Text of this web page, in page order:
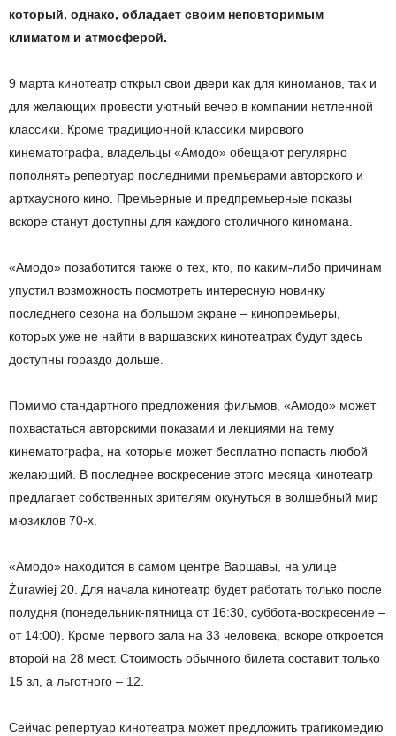
который, однако, обладает своим неповторимым
климатом и атмосферой.
9 марта кинотеатр открыл свои двери как для киноманов, так и
для желающих провести уютный вечер в компании нетленной
классики. Кроме традиционной классики мирового
кинематографа, владельцы «Амодо» обещают регулярно
пополнять репертуар последними премьерами авторского и
артхаусного кино. Премьерные и предпремьерные показы
вскоре станут доступны для каждого столичного киномана.
«Амодо» позаботится также о тех, кто, по каким-либо причинам
упустил возможность посмотреть интересную новинку
последнего сезона на большом экране – кинопремьеры,
которых уже не найти в варшавских кинотеатрах будут здесь
доступны гораздо дольше.
Помимо стандартного предложения фильмов, «Амодо» может
похвастаться авторскими показами и лекциями на тему
кинематографа, на которые может бесплатно попасть любой
желающий. В последнее воскресение этого месяца кинотеатр
предлагает собственных зрителям окунуться в волшебный мир
мюзиклов 70-х.
«Амодо» находится в самом центре Варшавы, на улице
Żurawiej 20. Для начала кинотеатр будет работать только после
полудня (понедельник-пятница от 16:30, суббота-воскресение –
от 14:00). Кроме первого зала на 33 человека, вскоре откроется
второй на 28 мест. Стоимость обычного билета составит только
15 зл, а льготного – 12.
Сейчас репертуар кинотеатра может предложить трагикомедию